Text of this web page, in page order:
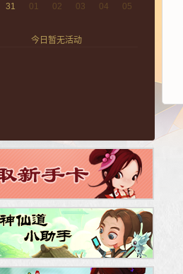
31 01 02 03 04 05
今日暂无活动